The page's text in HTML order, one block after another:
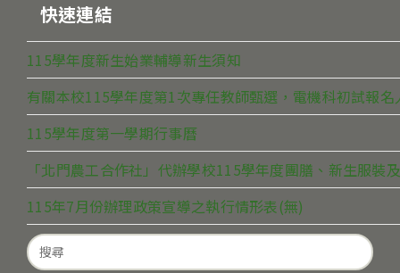
快速連結
115學年度新生始業輔導新生須知
有關本校115學年度第1次專任教師甄選，電機科初試報
115學年度第一學期行事曆
「北門農工合作社」代辦學校115學年度團膳、新生服裝
115年7月份辦理政策宣導之執行情形表(無)
Search